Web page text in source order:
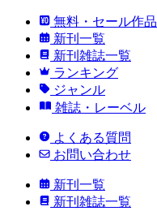
無料・セール作品
新刊一覧
新刊雑誌一覧
ランキング
ジャンル
雑誌・レーベル
よくある質問
お問い合わせ
新刊一覧
新刊雑誌一覧